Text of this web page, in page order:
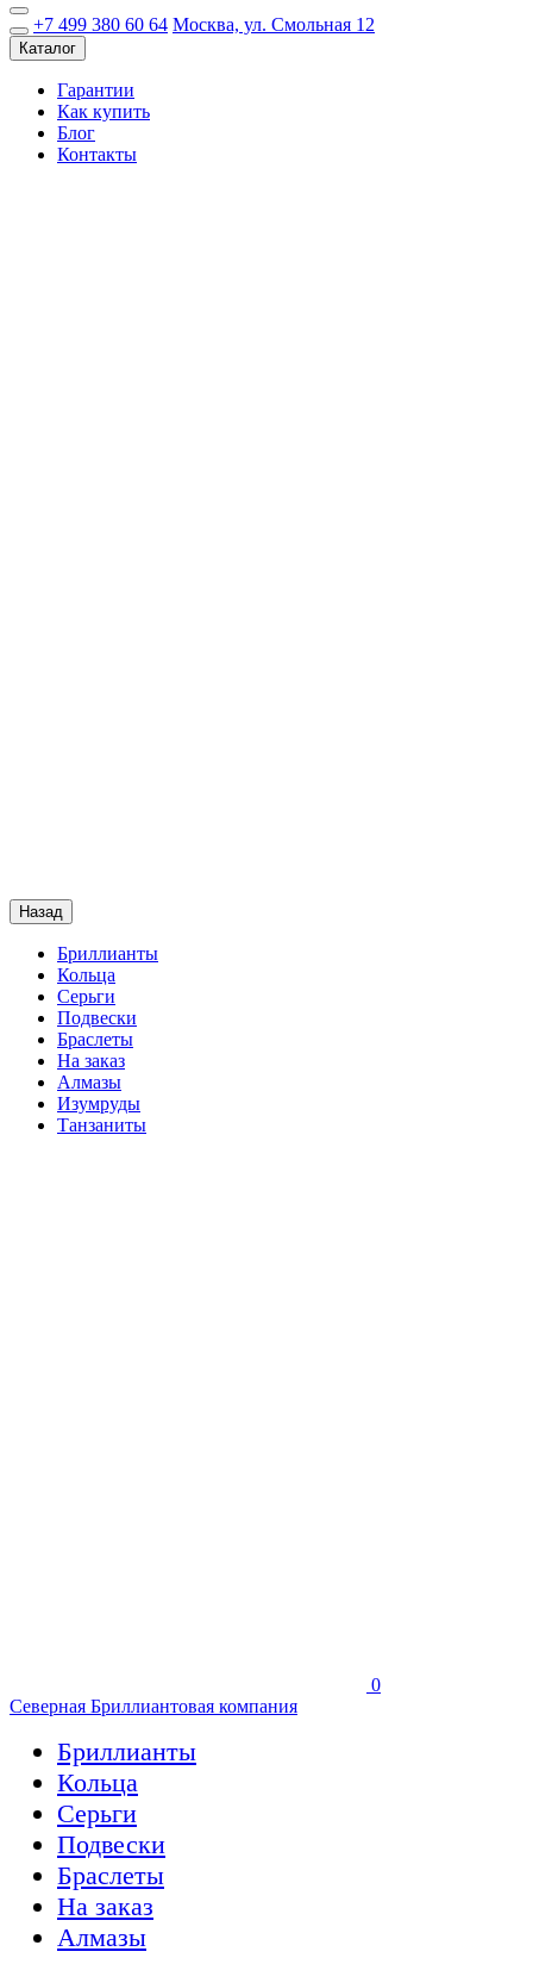
+7 499 380 60 64 Москва, ул. Смольная 12
Каталог
Гарантии
Как купить
Блог
Контакты
Назад
Бриллианты
Кольца
Серьги
Подвески
Браслеты
На заказ
Алмазы
Изумруды
Танзаниты
0
Северная Бриллиантовая компания
Бриллианты
Кольца
Серьги
Подвески
Браслеты
На заказ
Алмазы